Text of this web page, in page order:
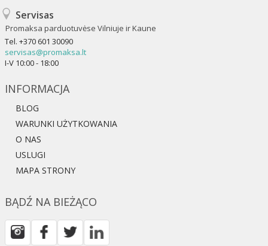
Servisas
Promaksa parduotuvėse Vilniuje ir Kaune
Tel. +370 601 30090
servisas@promaksa.lt
I-V 10:00 - 18:00
INFORMACJA
BLOG
WARUNKI UŻYTKOWANIA
O NAS
USLUGI
MAPA STRONY
BĄDŹ NA BIEŻĄCO